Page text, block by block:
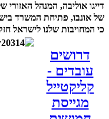
של אונבו, פתיחת המשרד
כי המחויבות שלנו לישראל
דרושים
עובדים -
קליקטייל
מגייסת